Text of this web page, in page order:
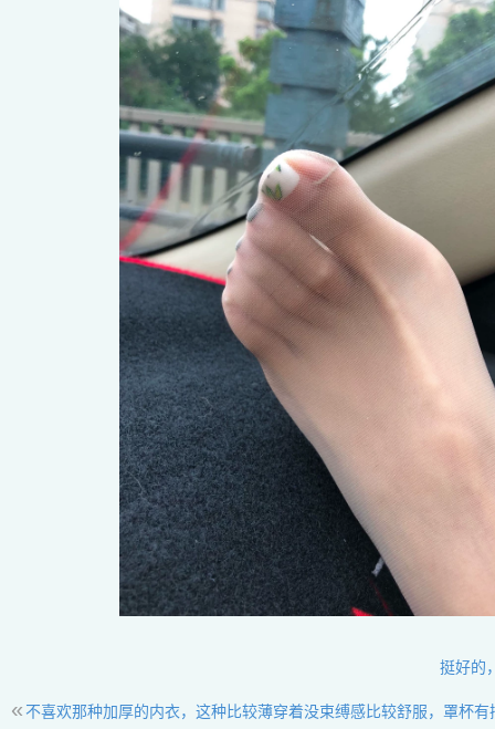
挺好的
« 不喜欢那种加厚的内衣，这种比较薄穿着没束缚感比较舒服，罩杯